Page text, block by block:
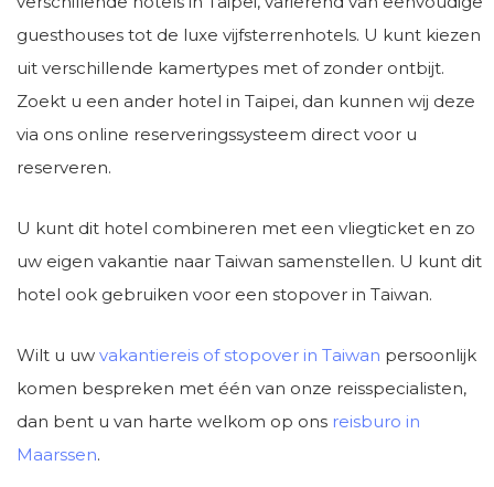
guesthouses tot de luxe vijfsterrenhotels. U kunt kiezen
uit verschillende kamertypes met of zonder ontbijt.
Zoekt u een ander hotel in Taipei, dan kunnen wij deze
via ons online reserveringssysteem direct voor u
reserveren.
U kunt dit hotel combineren met een vliegticket en zo
uw eigen vakantie naar Taiwan samenstellen. U kunt dit
hotel ook gebruiken voor een stopover in Taiwan.
Wilt u uw vakantiereis of stopover in Taiwan persoonlijk
komen bespreken met één van onze reisspecialisten,
dan bent u van harte welkom op ons reisburo in
Maarssen.